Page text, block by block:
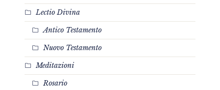
Lectio Divina
Antico Testamento
Nuovo Testamento
Meditazioni
Rosario